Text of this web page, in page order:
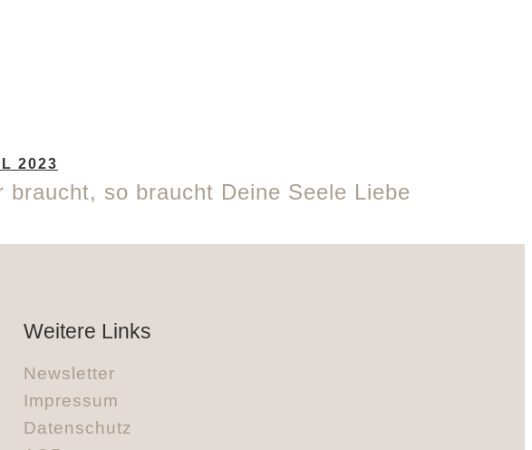
2023
so braucht Deine Seele Liebe
Weitere Links
Newsletter
Impressum
Datenschutz